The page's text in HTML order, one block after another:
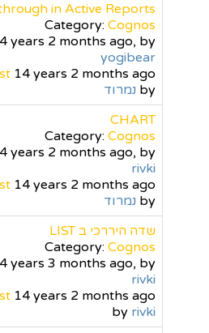
in Active Reports
Category: Cognos
years 2 months ago, by
yogibear
14 years 2 months ago
by נמרוד
CHART
Category: Cognos
years 2 months ago, by
rivki
14 years 2 months ago
by נמרוד
שדה היררכי ב LIST
Category: Cognos
years 3 months ago, by
rivki
14 years 2 months ago
by rivki